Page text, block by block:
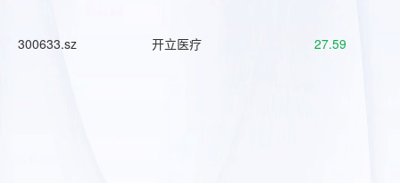
300633.sz 开立医疗 27.59